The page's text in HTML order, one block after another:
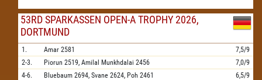
53RD SPARKASSEN OPEN-A TROPHY 2026,
DORTMUND
1. Amar 2581
7,5/9
2-3.
Piorun 2519, Amilal Munkhdalai 2456
7,0/9
4-6.
Bluebaum 2694, Svane 2624, Poh 2461 6,5/9